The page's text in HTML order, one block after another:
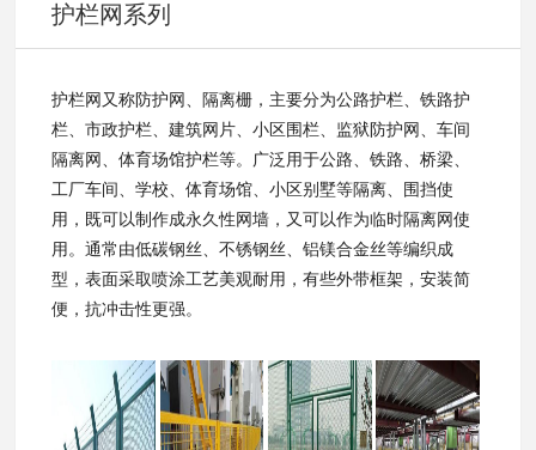
护栏网系列
护栏网又称防护网、隔离栅，主要分为公路护栏、铁路护
栏、市政护栏、建筑网片、小区围栏、监狱防护网、车间
隔离网、体育场馆护栏等。 广泛用于公路、铁路、桥梁、
工厂车间、学校、体育场馆、小区别墅等隔离、围挡使
用，既可以制作成永久性网墙，又可以作为临时隔离网使
用。通常由低碳钢丝、不锈钢丝、铝镁合金丝等编织成
型，表面采取喷涂工艺美观耐用，有些外带框架，安装简
便，抗冲击性更强。